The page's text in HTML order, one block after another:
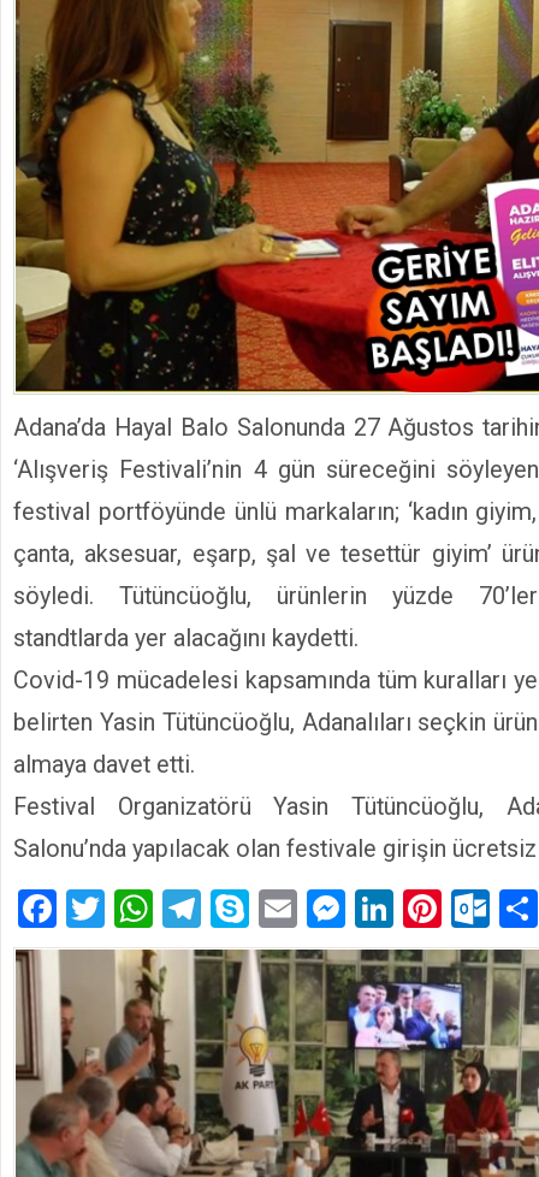
Adana’da Hayal Balo Salonunda 27 Ağustos
‘Alışveriş Festivali’nin 4 gün süreceğini
festival portföyünde ünlü markaların; ‘kadın
çanta, aksesuar, eşarp, şal ve tesettür giyim’
söyledi. Tütüncüoğlu, ürünlerin yüzde
standtlarda yer alacağını kaydetti.
Covid-19 mücadelesi kapsamında tüm kuralları
belirten Yasin Tütüncüoğlu, Adanalıları seçkin
almaya davet etti.
Festival Organizatörü Yasin Tütüncüoğlu,
Salonu’nda yapılacak olan festivale girişin
Facebook
Twitter
WhatsApp
Telegram
SkypeEmailMessenger
LinkedIn